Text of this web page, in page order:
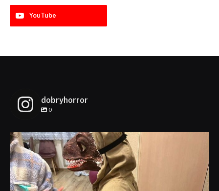
YouTube
dobryhorror
0
dobryhorror
Lis 1